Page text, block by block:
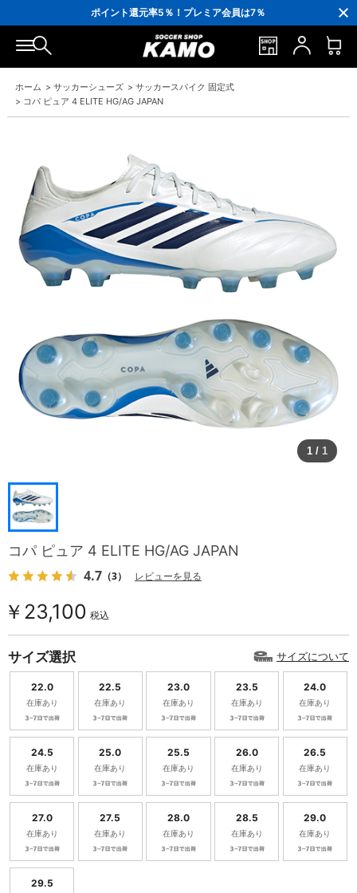
ポイント還元率5％！プレミア会員は7％
会員の方にはお誕生月に「10％OFFクーポン」プレゼント！
16,000円(税込)以上でシューズケースプレゼント！
3,300円(税込)以上で送料無料！
ホーム > サッカーシューズ > サッカースパイク 固定式
> コパ ピュア 4 ELITE HG/AG JAPAN
1 / 1
コパ ピュア 4 ELITE HG/AG JAPAN
4.7 （3） レビューを見る
￥23,100 税込
サイズ選択 サイズについて
22.0
在庫あり
22.5
在庫あり
23.0
在庫あり
23.5
在庫あり
24.0
在庫あり
24.5
在庫あり
25.0
在庫あり
25.5
在庫あり
26.0
在庫あり
26.5
在庫あり
27.0
在庫あり
27.5
在庫あり
28.0
在庫あり
28.5
在庫あり
29.0
在庫あり
29.5